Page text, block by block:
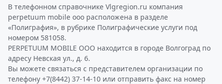
В телефонном справочнике Vlgregion.ru компания
perpetuum mobile ооо расположена в разделе
«Полиграфия», в рубрике Полиграфические услуги под
номером 581058.
PERPETUUM MOBILE ООО находится в городе Волгоград по
адресу Невская ул., д. 6.
Вы можете связаться с представителем организации по
телефону +7(8442) 37-14-10 или отправить факс на номер